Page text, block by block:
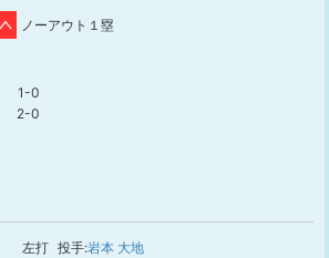
ノーアウト１塁
1-0
2-0
左打 投手:岩本 大地